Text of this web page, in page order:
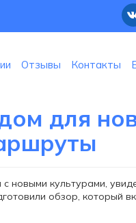
Отзывы Контакты
для
новыми культурами,
обзор, который